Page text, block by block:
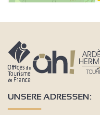
UNSERE ADRESSEN: